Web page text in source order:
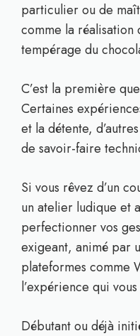
particulier ou de
comme la réalisation
tempérage du
C’est la première
Certaines
et la détente,
de savoir-faire
Si vous rêvez d’un
un atelier ludique et
perfectionner vos
exigeant, animé par
plateformes comme
l’expérience qui
Débutant ou déjà